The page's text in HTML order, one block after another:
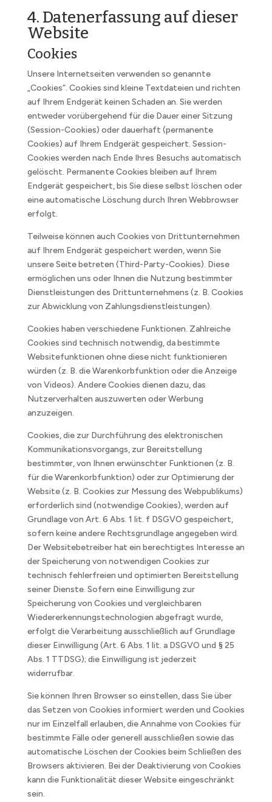
4. Datenerfassung auf dieser
Website
Cookies
Unsere Internetseiten verwenden so genannte
„Cookies“. Cookies sind kleine Textdateien und richten
auf Ihrem Endgerät keinen Schaden an. Sie werden
entweder vorübergehend für die Dauer einer Sitzung
(Session-Cookies) oder dauerhaft (permanente
Cookies) auf Ihrem Endgerät gespeichert. Session-
Cookies werden nach Ende Ihres Besuchs automatisch
gelöscht. Permanente Cookies bleiben auf Ihrem
Endgerät gespeichert, bis Sie diese selbst löschen oder
eine automatische Löschung durch Ihren Webbrowser
erfolgt.
Teilweise können auch Cookies von Drittunternehmen
auf Ihrem Endgerät gespeichert werden, wenn Sie
unsere Seite betreten (Third-Party-Cookies). Diese
ermöglichen uns oder Ihnen die Nutzung bestimmter
Dienstleistungen des Drittunternehmens (z. B. Cookies
zur Abwicklung von Zahlungsdienstleistungen).
Cookies haben verschiedene Funktionen. Zahlreiche
Cookies sind technisch notwendig, da bestimmte
Websitefunktionen ohne diese nicht funktionieren
würden (z. B. die Warenkorbfunktion oder die Anzeige
von Videos). Andere Cookies dienen dazu, das
Nutzerverhalten auszuwerten oder Werbung
anzuzeigen.
Cookies, die zur Durchführung des elektronischen
Kommunikationsvorgangs, zur Bereitstellung
bestimmter, von Ihnen erwünschter Funktionen (z. B.
für die Warenkorbfunktion) oder zur Optimierung der
Website (z. B. Cookies zur Messung des Webpublikums)
erforderlich sind (notwendige Cookies), werden auf
Grundlage von Art. 6 Abs. 1 lit. f DSGVO gespeichert,
sofern keine andere Rechtsgrundlage angegeben wird.
Der Websitebetreiber hat ein berechtigtes Interesse an
der Speicherung von notwendigen Cookies zur
technisch fehlerfreien und optimierten Bereitstellung
seiner Dienste. Sofern eine Einwilligung zur
Speicherung von Cookies und vergleichbaren
Wiedererkennungstechnologien abgefragt wurde,
erfolgt die Verarbeitung ausschließlich auf Grundlage
dieser Einwilligung (Art. 6 Abs. 1 lit. a DSGVO und § 25
Abs. 1 TTDSG); die Einwilligung ist jederzeit
widerrufbar.
Sie können Ihren Browser so einstellen, dass Sie über
das Setzen von Cookies informiert werden und Cookies
nur im Einzelfall erlauben, die Annahme von Cookies für
bestimmte Fälle oder generell ausschließen sowie das
automatische Löschen der Cookies beim Schließen des
Browsers aktivieren. Bei der Deaktivierung von Cookies
kann die Funktionalität dieser Website eingeschränkt
sein.